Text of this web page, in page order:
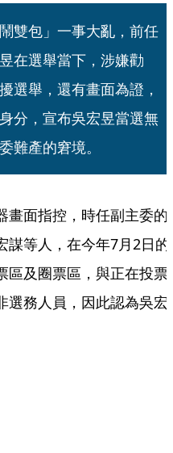
雙包」一事大亂，前任
在選舉當下，涉嫌勸
選舉，還有畫面為證，
分，宣布吳宏昱當選無
難產的窘境。
畫面指控，時任副主委的
謀等人，在今年7月2日的
區及圈票區，與正在投票
選務人員，因此認為吳宏